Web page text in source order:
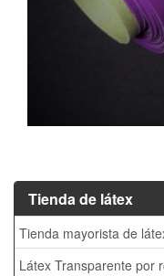
Tienda de látex
Tienda mayorista de
Látex Transparente por